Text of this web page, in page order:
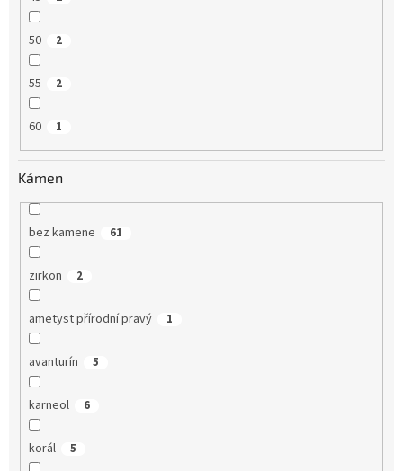
50 2
55 2
60 1
Kámen
bez kamene 61
zirkon 2
ametyst přírodní pravý 1
avanturín 5
karneol 6
korál 5